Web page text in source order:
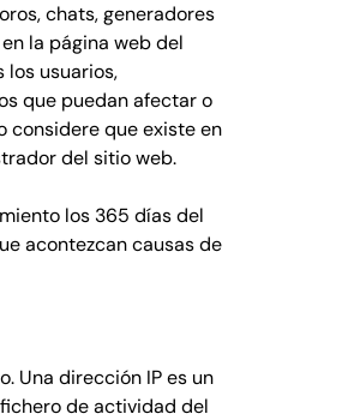
chats, generadores
la página web del
los usuarios,
que puedan afectar o
considere que existe en
del sitio web.
los 365 días del
acontezcan causas de
Una dirección IP es un
de actividad del